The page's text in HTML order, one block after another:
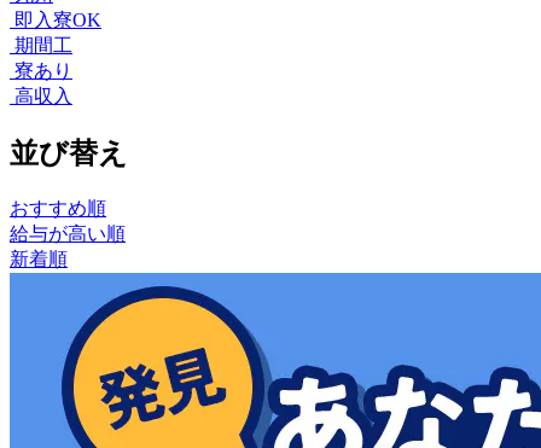
即入寮OK
期間工
寮あり
高収入
並び替え
おすすめ順
給与が高い順
新着順